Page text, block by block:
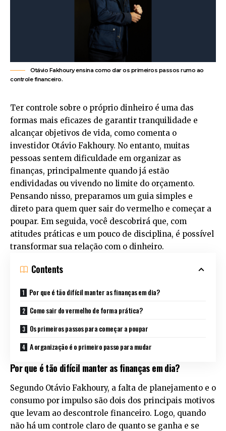
Otávio Fakhoury ensina como dar os primeiros passos rumo ao
controle financeiro.
Ter controle sobre o próprio dinheiro é uma das
formas mais eficazes de garantir tranquilidade e
alcançar objetivos de vida, como comenta o
investidor Otávio Fakhoury. No entanto, muitas
pessoas sentem dificuldade em organizar as
finanças, principalmente quando já estão
endividadas ou vivendo no limite do orçamento.
Pensando nisso, preparamos um guia simples e
direto para quem quer sair do vermelho e começar a
poupar. Em seguida, você descobrirá que, com
atitudes práticas e um pouco de disciplina, é possível
transformar sua relação com o dinheiro.
Contents
Por que é tão difícil manter as finanças em dia?
Como sair do vermelho de forma prática?
Os primeiros passos para começar a poupar
A organização é o primeiro passo para mudar
Por que é tão difícil manter as finanças em dia?
Segundo Otávio Fakhoury, a falta de planejamento e o
consumo por impulso são dois dos principais motivos
que levam ao descontrole financeiro. Logo, quando
não há um controle claro de quanto se ganha e se